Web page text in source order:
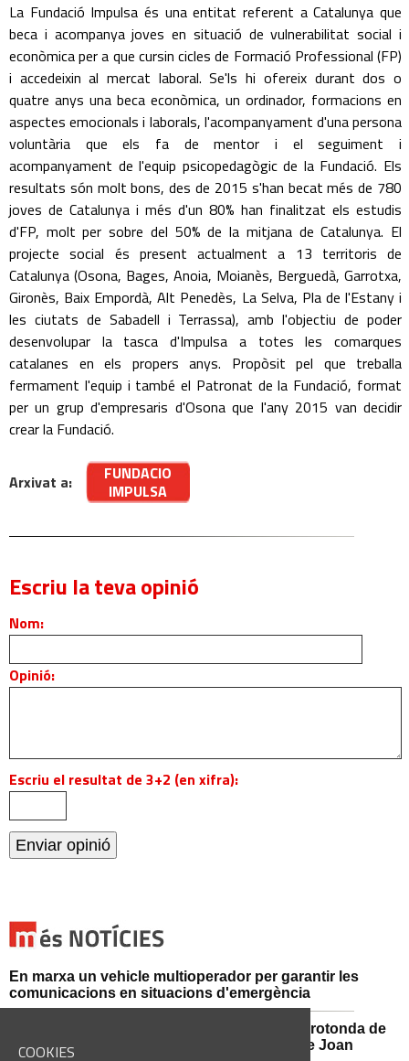
COOKIES
La Fundació Impulsa és una entitat referent a Catalunya que
beca i acompanya joves en situació de vulnerabilitat social i
econòmica per a que cursin cicles de Formació Professional (FP)
i accedeixin al mercat laboral. Se'ls hi ofereix durant dos o
quatre anys una beca econòmica, un ordinador, formacions en
aspectes emocionals i laborals, l'acompanyament d'una persona
voluntària que els fa de mentor i el seguiment i
acompanyament de l'equip psicopedagògic de la Fundació. Els
resultats són molt bons, des de 2015 s'han becat més de 780
joves de Catalunya i més d'un 80% han finalitzat els estudis
d'FP, molt per sobre del 50% de la mitjana de Catalunya. El
projecte social és present actualment a 13 territoris de
Catalunya (Osona, Bages, Anoia, Moianès, Berguedà, Garrotxa,
Gironès, Baix Empordà, Alt Penedès, La Selva, Pla de l'Estany i
les ciutats de Sabadell i Terrassa), amb l'objectiu de poder
desenvolupar la tasca d'Impulsa a totes les comarques
catalanes en els propers anys. Propòsit pel que treballa
fermament l'equip i també el Patronat de la Fundació, format
per un grup d'empresaris d'Osona que l'any 2015 van decidir
crear la Fundació.
Arxivat a:
FUNDACIO
IMPULSA
Escriu la teva opinió
Nom:
Opinió:
Escriu el resultat de 3+2 (en xifra):
En marxa un vehicle multioperador per garantir les
comunicacions en situacions d'emergència
Afectacions al trànsit aquest divendres a la rotonda de
l'Avinguda dels Dolors amb el carrer Alcalde Joan